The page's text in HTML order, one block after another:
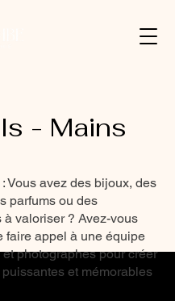
- Mains
Vous avez des bijoux, des
parfums ou des
à valoriser ? Avez-vous
faire appel à une équipe
photographes pour créer
et mémorables